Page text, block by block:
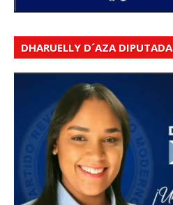
DHARUELLY D´AZA DIPUTADA